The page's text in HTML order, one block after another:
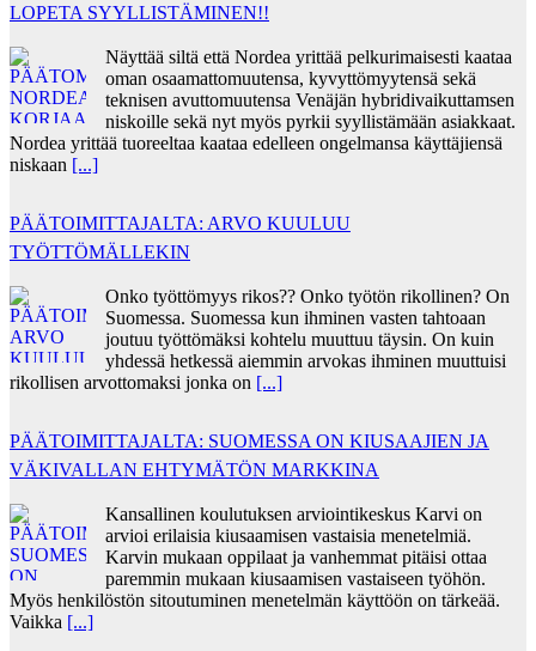
LOPETA SYYLLISTÄMINEN!!
Näyttää siltä että Nordea yrittää pelkurimaisesti kaataa
oman osaamattomuutensa, kyvyttömyytensä sekä
teknisen avuttomuutensa Venäjän hybridivaikuttamsen
niskoille sekä nyt myös pyrkii syyllistämään asiakkaat.
Nordea yrittää tuoreeltaa kaataa edelleen ongelmansa käyttäjiensä
niskaan [...]
PÄÄTOIMITTAJALTA: ARVO KUULUU
TYÖTTÖMÄLLEKIN
Onko työttömyys rikos?? Onko työtön rikollinen? On
Suomessa. Suomessa kun ihminen vasten tahtoaan
joutuu työttömäksi kohtelu muuttuu täysin. On kuin
yhdessä hetkessä aiemmin arvokas ihminen muuttuisi
rikollisen arvottomaksi jonka on [...]
PÄÄTOIMITTAJALTA: SUOMESSA ON KIUSAAJIEN JA
VÄKIVALLAN EHTYMÄTÖN MARKKINA
Kansallinen koulutuksen arviointikeskus Karvi on
arvioi erilaisia kiusaamisen vastaisia menetelmiä.
Karvin mukaan oppilaat ja vanhemmat pitäisi ottaa
paremmin mukaan kiusaamisen vastaiseen työhön.
Myös henkilöstön sitoutuminen menetelmän käyttöön on tärkeää.
Vaikka [...]